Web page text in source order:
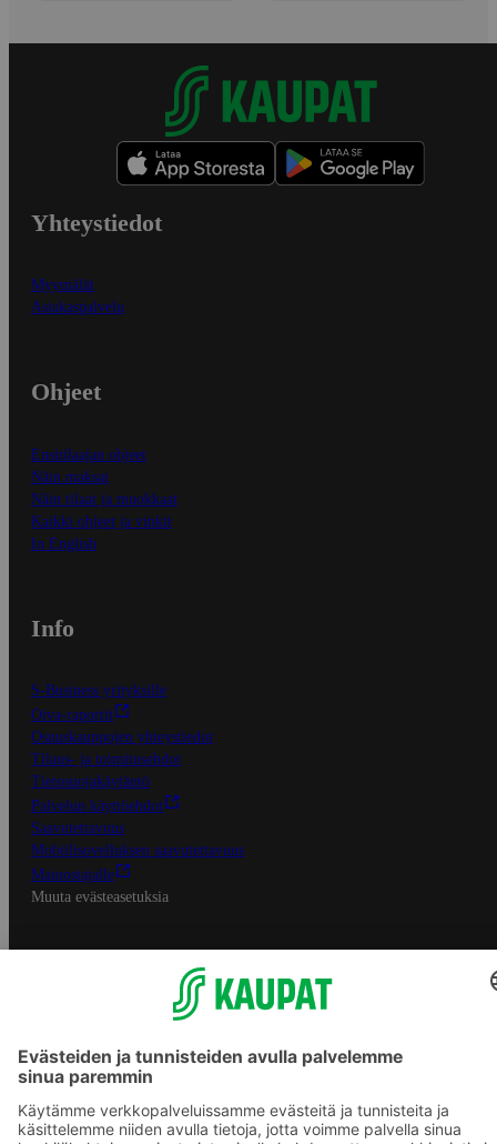
Yhteystiedot
Myymälät
Asiakaspalvelu
Ohjeet
Ensitilaajan ohjeet
Näin maksat
Näin tilaat ja muokkaat
Kaikki ohjeet ja vinkit
In English
Info
S-Business yrityksille
Oiva-raportit
Osuuskauppojen yhteystiedot
Tilaus- ja toimitusehdot
Tietosuojakäytäntö
Palvelun käyttöehdot
Saavutettavuus
Mobiilisovelluksen saavutettavuus
Mainostajalle
Muuta evästeasetuksia
S-ryhmän palvelut
S-ryhmä
Asiakasomistajuus
S-ostoslista -sovellus